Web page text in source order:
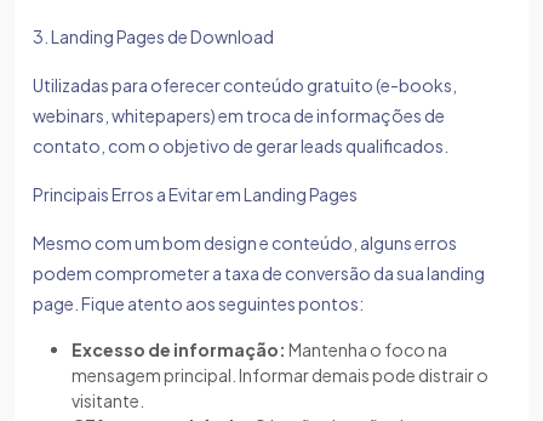
3. Landing Pages de Download
Utilizadas para oferecer conteúdo gratuito (e-books,
webinars, whitepapers) em troca de informações de
contato, com o objetivo de gerar leads qualificados.
Principais Erros a Evitar em Landing Pages
Mesmo com um bom design e conteúdo, alguns erros
podem comprometer a taxa de conversão da sua landing
page. Fique atento aos seguintes pontos:
Excesso de informação: Mantenha o foco na
mensagem principal. Informar demais pode distrair o
visitante.